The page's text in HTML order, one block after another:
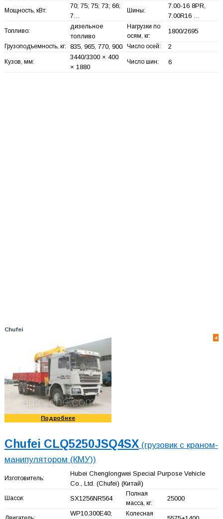
Мощность, кВт:
70; 75; 75; 73; 66;
7…
Шины:
7.00-16 8PR,
7.00R16 …
Топливо:
дизельное
топливо
Нагрузки по
осям, кг:
1800/2695
Грузоподъемность, кг: 835, 965, 770, 900 Число осей: 2
Кузов, мм:
3440/3300 × 400
× 1880
Число шин: 6
Chufei
4
Подробнее
Chufei CLQ5250JSQ4SX(грузовик с краном-
манипулятором (КМУ))
Изготовитель:
Hubei Chenglongwei Special Purpose Vehicle
Co., Ltd. (Chufei) (Китай)
Шасси: SX1256NR564
Полная
масса, кг:
25000
WP10.300E40; Колесная